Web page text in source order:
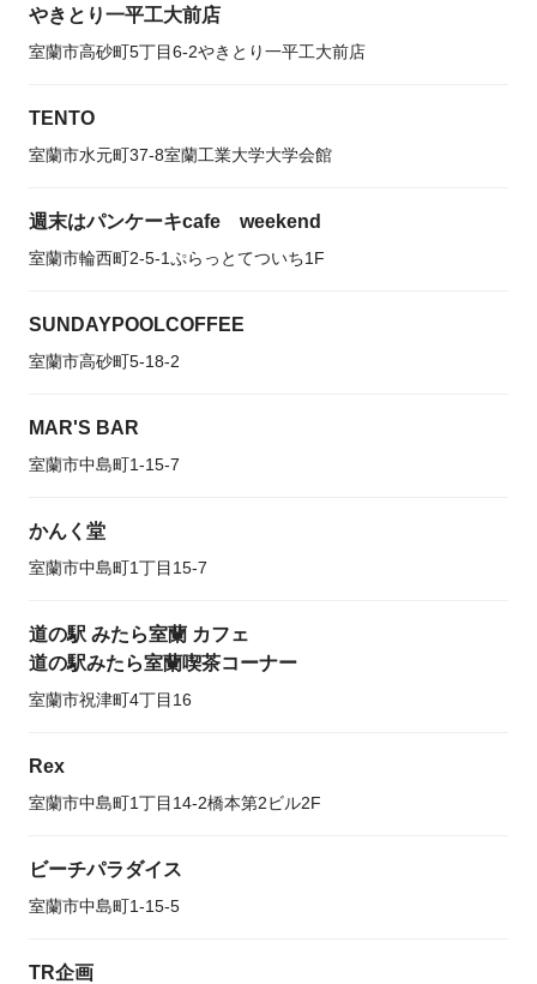
やきとり一平工大前店
室蘭市高砂町5丁目6-2やきとり一平工大前店
TENTO
室蘭市水元町37-8室蘭工業大学大学会館
週末はパンケーキcafe weekend
室蘭市輪西町2-5-1ぷらっとてついち1F
SUNDAYPOOLCOFFEE
室蘭市高砂町5-18-2
MAR'S BAR
室蘭市中島町1-15-7
かんく堂
室蘭市中島町1丁目15-7
道の駅 みたら室蘭 カフェ
道の駅みたら室蘭喫茶コーナー
室蘭市祝津町4丁目16
Rex
室蘭市中島町1丁目14-2橋本第2ビル2F
ビーチパラダイス
室蘭市中島町1-15-5
TR企画